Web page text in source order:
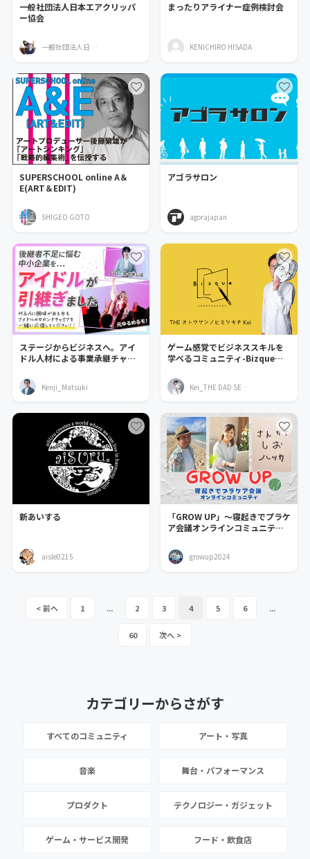
一般社団法人日本エアクリッパ
ー協会
一般社団法人日本エアクリッパー協会
まったりアライナー症例検討会
KENICHIRO HISADA
SUPERSCHOOL online A＆
E(ART＆EDIT)
SHIGEO GOTO
アゴラサロン
agorajapan
ステージからビジネスへ。アイ
ドル人材による事業承継チャレ
Kenji_Matsuki
ゲーム感覚でビジネススキルを
学べるコミュニティ-Bizqueビ
Kei_THE DAD SECRET BASE
新あいする
aisle0215
「GROW UP」～寝起きでプラケ
ア会議オンラインコミュニテ
growup2024
1 ... 2 3 4 5 6 ...
60
カテゴリーからさがす
すべてのコミュニティ アート・写真
音楽 舞台・パフォーマンス
プロダクト テクノロジー・ガジェット
ゲーム・サービス開発 フード・飲食店